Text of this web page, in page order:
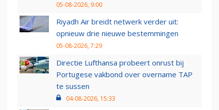
05-08-2026, 9:00
Riyadh Air breidt netwerk verder uit:
opnieuw drie nieuwe bestemmingen
05-08-2026, 7:29
Directie Lufthansa probeert onrust bij
Portugese vakbond over overname TAP
te sussen
04-08-2026, 15:33